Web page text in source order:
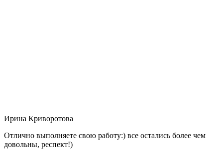
Ирина Криворотова
Отлично выполняете свою работу:) все остались более чем
довольны, респект!)